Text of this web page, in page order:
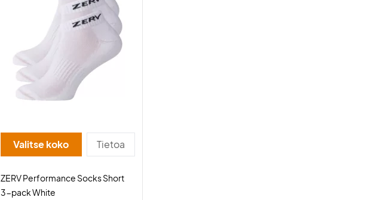
Valitse koko Tietoa
ZERV Performance Socks Short
3-pack White